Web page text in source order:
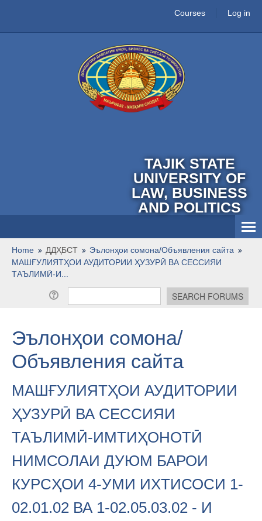
Courses Log in
TAJIK STATE
UNIVERSITY OF
LAW, BUSINESS
AND POLITICS
English ‎(en)‎
Home ДДҲБСТ
Эълонҳои сомона/Объявления сайта
МАШҒУЛИЯТҲОИ АУДИТОРИИ ҲУЗУРӢ ВА СЕССИЯИ
ТАЪЛИМӢ-И...
Эълонҳои сомона/
Объявления сайта
МАШҒУЛИЯТҲОИ АУДИТОРИИ
ҲУЗУРӢ ВА СЕССИЯИ
ТАЪЛИМӢ-ИМТИҲОНОТӢ
НИМСОЛАИ ДУЮМ БАРОИ
КУРСҲОИ 4-УМИ ИХТИСОСИ 1-
02.01.02 ВА 1-02.05.03.02 - И